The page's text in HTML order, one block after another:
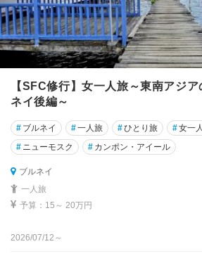
【SFC修行】女一人旅～東南アジ
ネイ後編～
# ブルネイ #一人旅 #ひとり旅 #女一
# ニューモスク # カンポン・アイール
ブルネイ
一人旅
予算：15～ 20万円
2026/07/12～